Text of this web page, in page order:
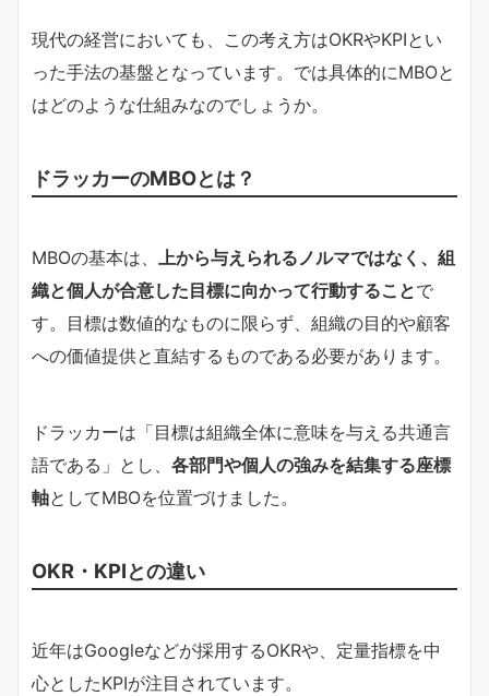
現代の経営においても、この考え方はOKRやKPIとい
った手法の基盤となっています。では具体的にMBOと
はどのような仕組みなのでしょうか。
ドラッカーのMBOとは？
MBOの基本は、
上から与えられるノルマではなく、組
織と個人が合意した目標に向かって行動することで
す。目標は数値的なものに限らず、組織の目的や顧客
への価値提供と直結するものである必要があります。
ドラッカーは「目標は組織全体に意味を与える共通言
語である」とし、 各部門や個人の強みを結集する座標
軸としてMBOを位置づけました。
OKR・KPIとの違い
近年はGoogleなどが採用するOKRや、定量指標を中
心としたKPIが注目されています。